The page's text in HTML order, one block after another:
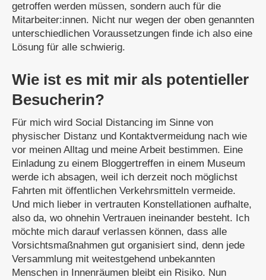
getroffen werden müssen, sondern auch für die
Mitarbeiter:innen. Nicht nur wegen der oben genannten
unterschiedlichen Voraussetzungen finde ich also eine
Lösung für alle schwierig.
Wie ist es mit mir als potentieller
Besucherin?
Für mich wird Social Distancing im Sinne von
physischer Distanz und Kontaktvermeidung nach wie
vor meinen Alltag und meine Arbeit bestimmen. Eine
Einladung zu einem Bloggertreffen in einem Museum
werde ich absagen, weil ich derzeit noch möglichst
Fahrten mit öffentlichen Verkehrsmitteln vermeide.
Und mich lieber in vertrauten Konstellationen aufhalte,
also da, wo ohnehin Vertrauen ineinander besteht. Ich
möchte mich darauf verlassen können, dass alle
Vorsichtsmaßnahmen gut organisiert sind, denn jede
Versammlung mit weitestgehend unbekannten
Menschen in Innenräumen bleibt ein Risiko. Nun